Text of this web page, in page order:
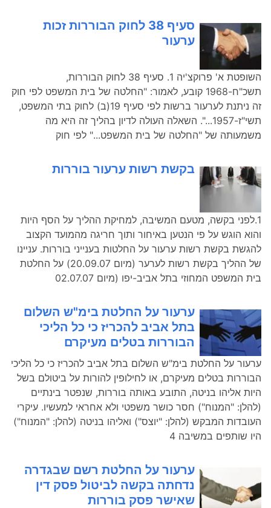
סעיף 38 לחוק הבוררות זכות
ערעור
השופטת א' פרוקצ'יה 1. סעיף 38 לחוק הבוררות,
תשכ"ח-1968 קובע, לאמור: "החלטה של בית המשפט לפי חוק
זה ניתנת לערעור ברשות לפי סעיף 19(ב) לחוק בתי המשפט,
תשי"ז-1957...". השאלה העולה לדיון בהליך זה היא מה
משמעותה של "החלטה של בית המשפט..." לפי חוק
בקשת רשות ערעור בוררות
1.לפני בקשה, מטעם המשיבה, למחיקת ההליך על הסף היות
והוא הוגש על פי הנטען באיחור ותוך חריגה מהמועד הקצוב
להגשת בקשת רשות ערעור על החלטות בענייני בוררות. עניינו
של ההליך בקשת רשות לערער (מיום 20.09.07) על החלטת
בית המשפט המחוזי בתל אביב-יפו (מיום 02.07.07
ערעור על החלטת בימ"ש השלום
בתל אביב להכריז כי כל הליכי
הבוררות בטלים מעיקרם
ערעור על החלטת בימ"ש השלום בתל אביב להכריז כי כל הליכי
הבוררות בטלים מעיקרם, או לחילופין להורות על ביטולם בשל
היות אליהו בניטה, התובע באותה בוררות, שנפטר בינתיים
(להלן: "המנוח") חסר כושר משפטי ולא אחראי למעשיו. עיקרי
העובדות המבקש (להלן: "יוצס") ואליהו בניטה (להלן: "המנוח")
היו שותפים במשיבה 4
ערעור על החלטת רשם שבגדרה
נדחתה בקשה לביטול פסק דין
שאישר פסק בוררות